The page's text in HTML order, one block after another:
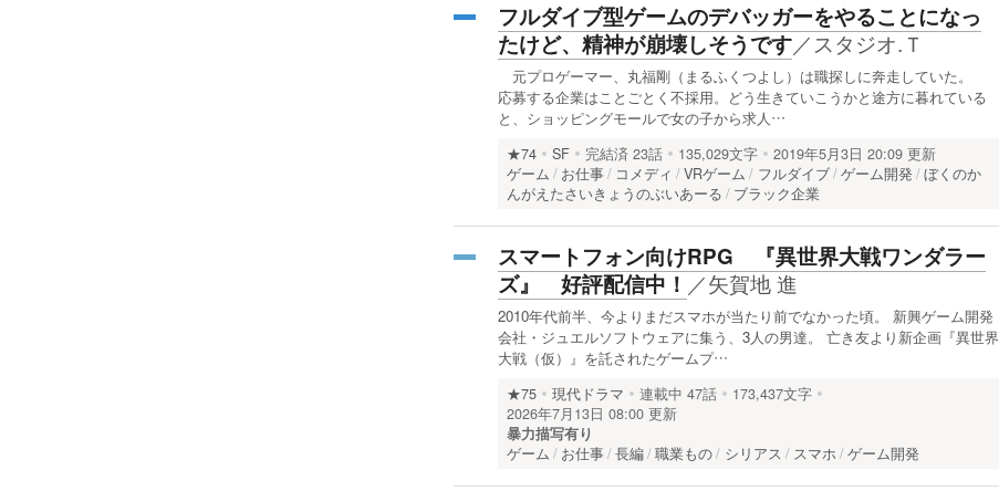
フルダイブ型ゲームのデバッガーをやることになっ
たけど、精神が崩壊しそうです／ スタジオ.Ｔ
元プロゲーマー、丸福剛（まるふくつよし）は職探しに奔走していた。
応募する企業はことごとく不採用。どう生きていこうかと途方に暮れている
と、ショッピングモールで女の子から求人…
★74 SF 完結済 23話 135,029文字
2019年5月3日 20:09 更新
ゲーム
お仕事 コメディ VRゲーム フルダイブ ゲーム開発
ぼくのか
んがえたさいきょうのぶいあーる
ブラック企業
スマートフォン向けRPG 『異世界大戦ワンダラー
ズ』 好評配信中！ ／矢賀地 進
2010年代前半、今よりまだスマホが当たり前でなかった頃。 新興ゲーム開発
会社・ジュエルソフトウェアに集う、3人の男達。 亡き友より新企画『異世界
大戦（仮）』を託されたゲームプ…
★75 現代ドラマ 連載中 47話
173,437文字
2026年7月13日 08:00 更新
暴力描写有り
ゲーム
お仕事 長編 職業もの シリアス スマホ ゲーム開発